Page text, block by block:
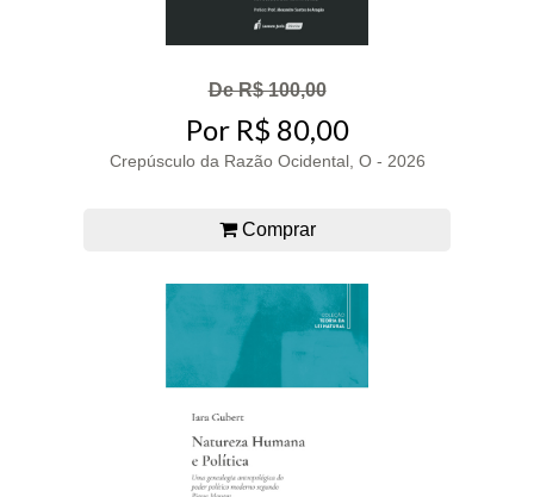
De R$ 100,00
Por R$ 80,00
Crepúsculo da Razão Ocidental, O - 2026
Comprar